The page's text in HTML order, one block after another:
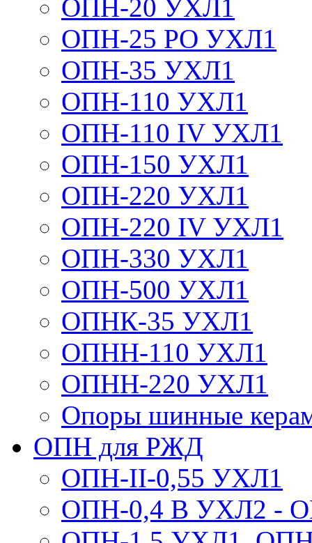
ОПН-20 УХЛ1
ОПН-25 РО УХЛ1
ОПН-35 УХЛ1
ОПН-110 УХЛ1
ОПН-110 IV УХЛ1
ОПН-150 УХЛ1
ОПН-220 УХЛ1
ОПН-220 IV УХЛ1
ОПН-330 УХЛ1
ОПН-500 УХЛ1
ОПНК-35 УХЛ1
ОПНН-110 УХЛ1
ОПНН-220 УХЛ1
Опоры шинные
ОПН для РЖД
ОПН-II-0,55 УХЛ1
ОПН-0,4 В УХЛ2 -